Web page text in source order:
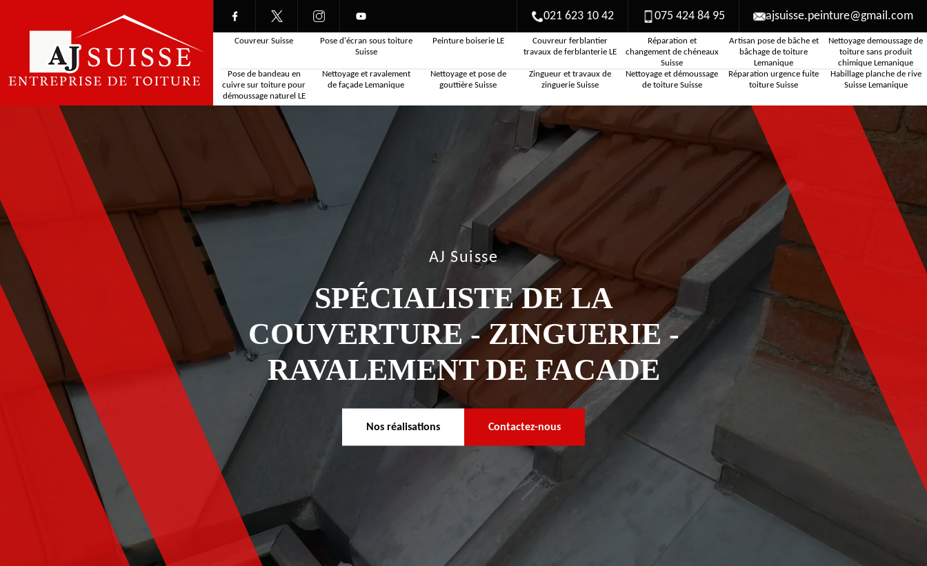
021 623 10 42 075 424 84 95 ajsuisse.peinture@gmail.com
Couvreur Suisse
Pose d'écran sous toiture
Suisse
Peinture boiserie LE
Couvreur ferblantier
travaux de ferblanterie LE
Réparation et
changement de chéneaux
Suisse
Artisan pose de bâche et
bâchage de toiture
Lemanique
Nettoyage demoussage de
toiture sans produit
chimique Lemanique
Pose de bandeau en
cuivre sur toiture pour
démoussage naturel LE
Nettoyage et ravalement
de façade Lemanique
Nettoyage et pose de
gouttière Suisse
Zingueur et travaux de
zinguerie Suisse
Nettoyage et démoussage
de toiture Suisse
Réparation urgence fuite
toiture Suisse
Habillage planche de rive
Suisse Lemanique
AJ Suisse
SPÉCIALISTE DE LA
COUVERTURE - ZINGUERIE -
RAVALEMENT DE FACADE
Nos réalisations Contactez-nous